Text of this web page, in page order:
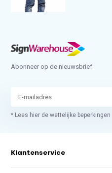
Abonneer op de nieuwsbrief
* Lees hier de wettelijke beperkingen
Klantenservice